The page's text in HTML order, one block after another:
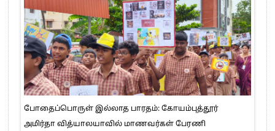
போதைப்பொருள் இல்லாத பாரதம்: கோயம்புத்தூர்
அமிர்தா வித்யாலயாவில் மாணவர்கள் பேரணி